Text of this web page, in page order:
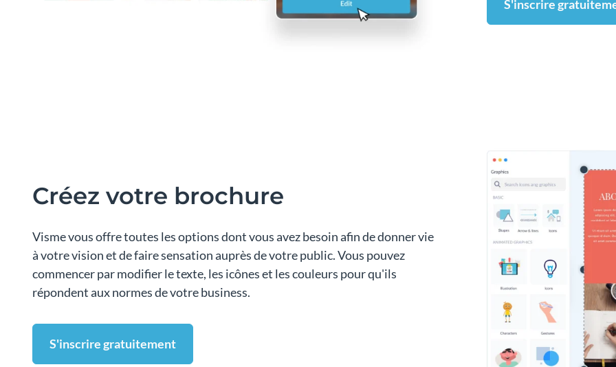
S'inscrire
Créez votre brochure
Visme vous offre toutes les options dont vous avez besoin afin de donner vie
à votre vision et de faire sensation auprès de votre public. Vous pouvez
commencer par modifier le texte, les icônes et les couleurs pour qu'ils
répondent aux normes de votre business.
S'inscrire gratuitement